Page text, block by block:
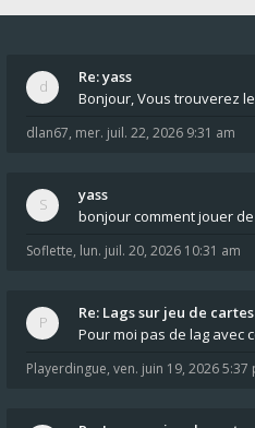
Re: yass
Bonjour, Vous trouverez
dlan67, mer. juil. 22, 2026 9:31 am
yass
bonjour comment jouer
Soflette, lun. juil. 20, 2026 10:31 am
Re: Lags sur jeu de cartes
Pour moi pas de lag avec
Playerdingue, ven. juin 19, 2026 5:37